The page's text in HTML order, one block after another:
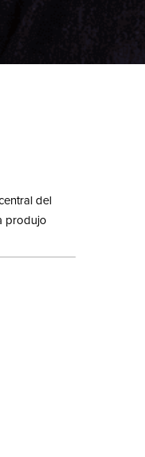
del
produjo